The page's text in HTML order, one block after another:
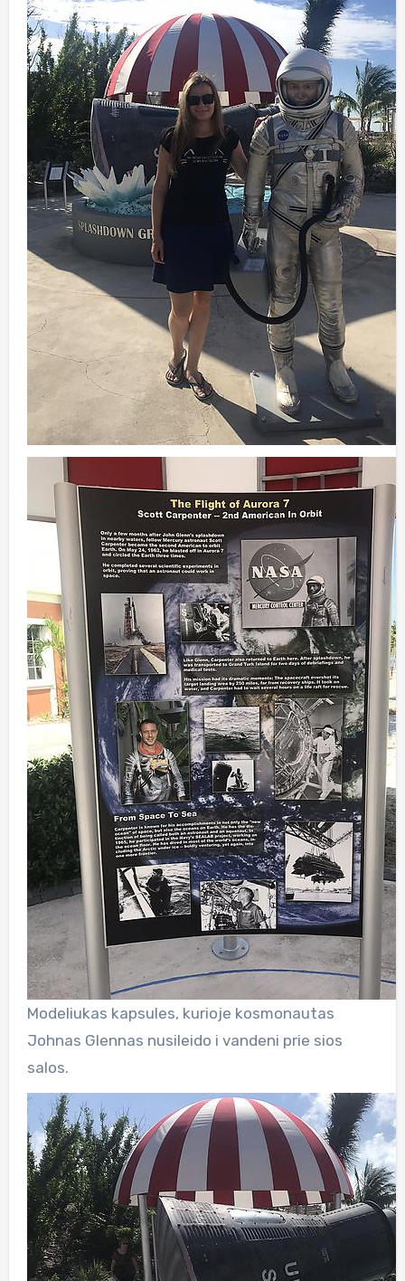
Modeliukas kapsules, kurioje kosmonautas
Johnas Glennas nusileido i vandeni prie sios
salos.